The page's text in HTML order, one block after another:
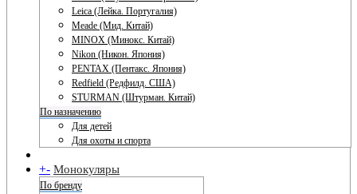
Leica (Лейка. Португалия)
Meade (Мид. Китай)
MINOX (Минокс. Китай)
Nikon (Никон. Япония)
PENTAX (Пентакс. Япония)
Redfield (Редфилд. США)
STURMAN (Штурман. Китай)
По назначению
Для детей
Для охоты и спорта
+- Монокуляры
По бренду